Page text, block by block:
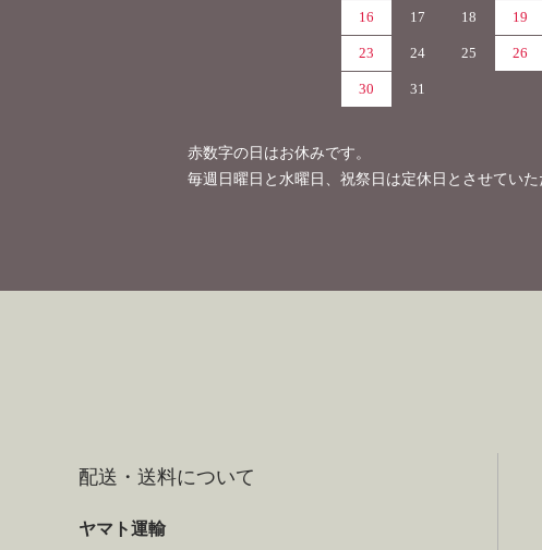
16 17 18 19
23 24 25 26
30 31
赤数字の日はお休みです。
毎週日曜日と水曜日、祝祭日は定休日とさせてい
配送・送料について
ヤマト運輸